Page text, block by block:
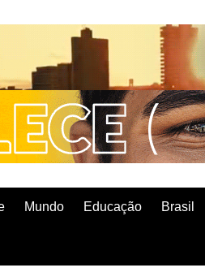
Mundo Educação Brasil